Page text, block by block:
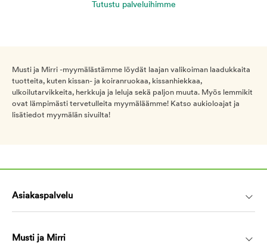
Tutustu palveluihimme
Musti ja Mirri -myymälästämme löydät laajan valikoiman laadukkaita
tuotteita, kuten kissan- ja koiranruokaa, kissanhiekkaa,
ulkoilutarvikkeita, herkkuja ja leluja sekä paljon muuta. Myös lemmikit
ovat lämpimästi tervetulleita myymäläämme! Katso aukioloajat ja
lisätiedot myymälän sivuilta!
Asiakaspalvelu
Musti ja Mirri